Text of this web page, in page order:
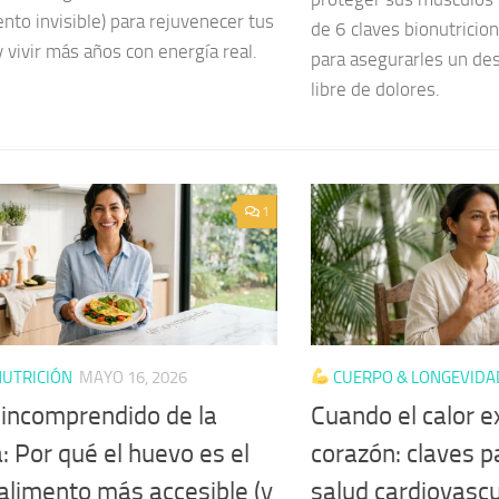
invisible) para rejuvenecer tus
vivir más años con energía real.
de 6 claves
para asegurarles un
libre de dolores.
1
MAYO 16, 2026
de la
Por qué el huevo es el
más accesible (y
CUERPO &
Cuando el calor
corazón: claves
salud